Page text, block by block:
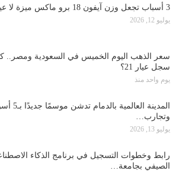
3 أسباب تجعل وزن آيفون 18 برو ماكس ميزة لا عيبًا
يوليو 12, 2026
سعر الذهب اليوم الخميس في السعودية ومصر..
سجل عيار 21؟
يوم واحد منذ
المدينة العالمية
وتجارب…
يوليو 13, 2026
رابط وخطوات التسجيل في برنامج الذكاء
الصيفي بجامعة…